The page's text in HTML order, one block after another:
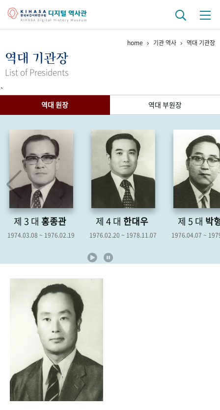
걸어온 길 기관 변천사
연구 역사
정책과 연구 키워드로 보는 연구 역사
연구자들
기록물 아카이브
사진 아카이브 문서 기록물 행정박물 영상 기록물
50+1주년 기념
성과 50선 숫자로 보는 50년 50 +1주년 광장
세계와 함께 한 KIHASA
home 기관 역사 역대 기관장
역대 기관장
List of Presidents
`
역대 원장
역대 부원장
제 3 대 홍종관
1974.03.08 ~ 1976.02.19
제 4 대 한대우
1976.02.20 ~ 1978.11.07
제 5 대 박
1976.04.07 ~